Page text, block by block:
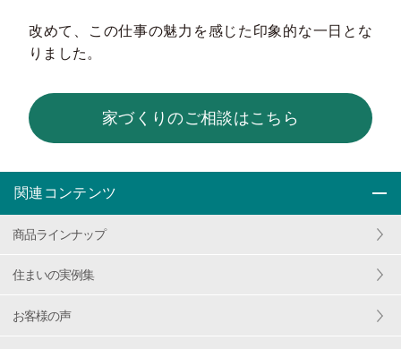
改めて、この仕事の魅力を感じた印象的な一日とな
りました。
家づくりのご相談はこちら
関連コンテンツ
商品ラインナップ
住まいの実例集
お客様の声